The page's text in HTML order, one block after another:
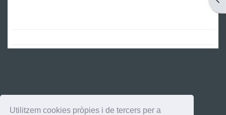
Utilitzem cookies pròpies i de tercers per a